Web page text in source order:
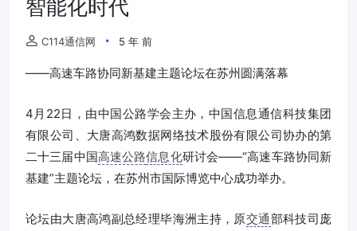
智能化时代
C114通信网 5 年 前
——高速车路协同新基建主题论坛在苏州圆满落幕
4月22日，由中国公路学会主办，中国信息通信科技集团
有限公司、大唐高鸿数据网络技术股份有限公司协办的第
二十三届中国高速公路信息化研讨会——“高速车路协同新
基建”主题论坛，在苏州市国际博览中心成功举办。
论坛由大唐高鸿副总经理毕海洲主持，原交通部科技司庞